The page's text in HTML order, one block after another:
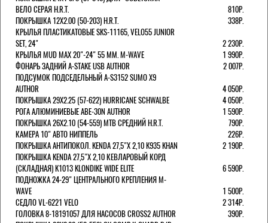
ВЕЛО СЕРАЯ H.R.T.
810Р.
ПОКРЫШКА 12X2.00 (50-203) H.R.T.
338Р.
КРЫЛЬЯ ПЛАСТИКАТОВЫЕ SKS-11165, VELO55 JUNIOR
SET, 24"
2 230Р.
КРЫЛЬЯ MUD MAX 20"-24" 55 ММ. M-WAVE
1 990Р.
ФОНАРЬ ЗАДНИЙ A-STAKE USB AUTHOR
2 007Р.
ПОДСУМОК ПОДСЕДЕЛЬНЫЙ A-S3152 SUMO X9
AUTHOR
4 050Р.
ПОКРЫШКА 29X2.25 (57-622) HURRICANE SCHWALBE
4 050Р.
РОГА АЛЮМИНИЕВЫЕ ABE-30N AUTHOR
1 590Р.
ПОКРЫШКА 26X2.10 (54-559) MTB СРЕДНИЙ H.R.T.
790Р.
КАМЕРА 10" АВТО НИППЕЛЬ
226Р.
ПОКРЫШКА АНТИПОКОЛ. KENDA 27,5"Х 2,10 K935 KHAN
2 190Р.
ПОКРЫШКА KENDA 27,5"Х 2,10 КЕВЛАРОВЫЙ КОРД
(СКЛАДНАЯ) K1013 KLONDIKE WIDE ELITE
6 590Р.
ПОДНОЖКА 24-29" ЦЕНТРАЛЬНОГО КРЕПЛЕНИЯ M-
WAVE
1 500Р.
СЕДЛО VL-6221 VELO
2 314Р.
ГОЛОВКА 8-18191057 ДЛЯ НАСОСОВ CROSS2 AUTHOR
390Р.